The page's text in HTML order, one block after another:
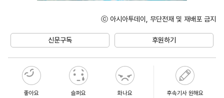
ⓒ 아시아투데이, 무단전재 및 재배포 금지
신문구독 후원하기
좋아요 슬퍼요 화나요 후속기사 원해요